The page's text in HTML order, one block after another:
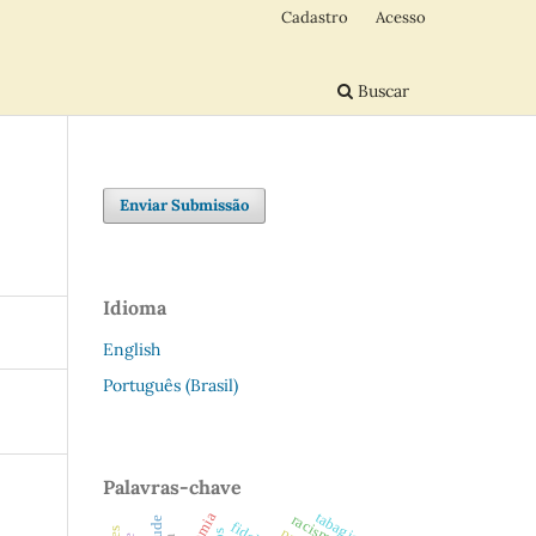
Buscar
Cadastro Acesso
Enviar Submissão
Idioma
English
Português (Brasil)
Palavras-chave